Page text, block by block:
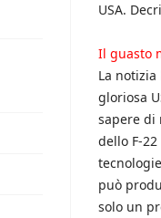
USA.
Il guasto
La
gloriosa
sapere di
dello F-
può
solo un